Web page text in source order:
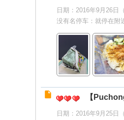
日期：2016年9月26日
没有名停车：就停在附
【
日期：2016年9月25日